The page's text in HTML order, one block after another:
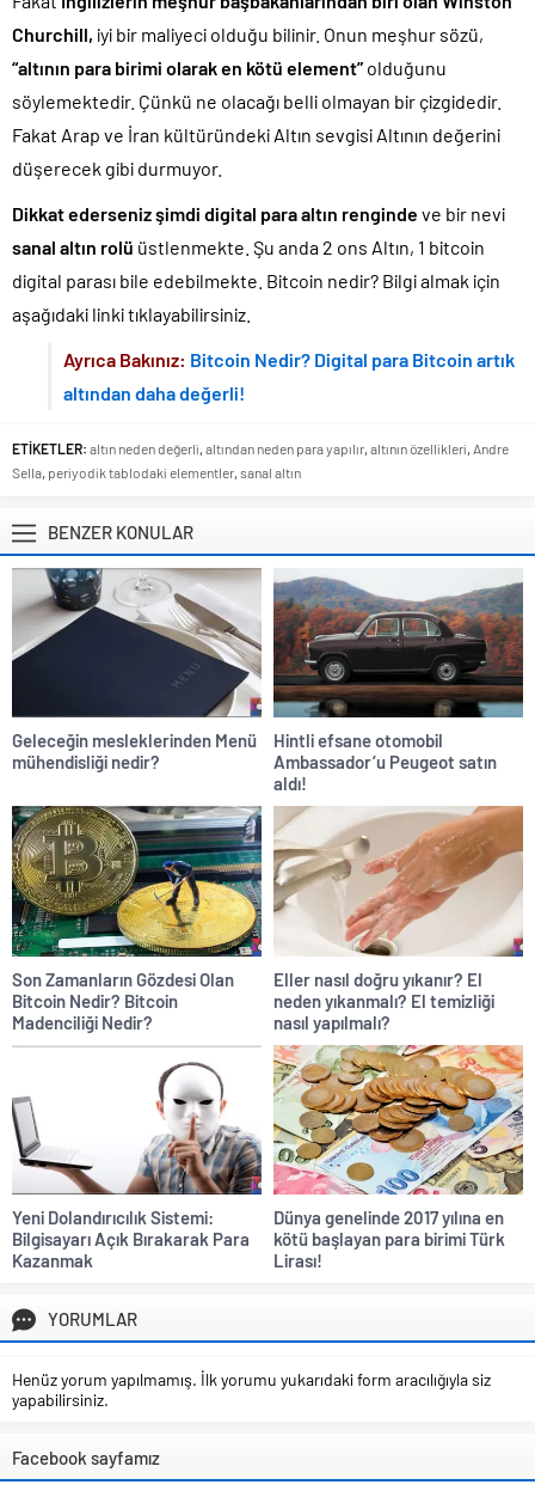
Churchill, iyi bir maliyeci olduğu bilinir. Onun meşhur sözü,
“altının para birimi olarak en kötü element” olduğunu
söylemektedir. Çünkü ne olacağı belli olmayan bir çizgidedir.
Fakat Arap ve İran kültüründeki Altın sevgisi Altının değerini
düşerecek gibi durmuyor.
Dikkat ederseniz şimdi digital para altın renginde ve bir nevi
sanal altın rolü üstlenmekte. Şu anda 2 ons Altın, 1 bitcoin
digital parası bile edebilmekte. Bitcoin nedir? Bilgi almak için
aşağıdaki linki tıklayabilirsiniz.
Ayrıca Bakınız: Bitcoin Nedir? Digital para Bitcoin artık
altından daha değerli!
ETİKETLER: altın neden değerli, altından neden para yapılır, altının özellikleri, Andre
Sella, periyodik tablodaki elementler, sanal altın
BENZER KONULAR
Geleceğin mesleklerinden Menü
mühendisliği nedir?
Hintli efsane otomobil
Ambassador’u Peugeot satın
aldı!
Son Zamanların Gözdesi Olan
Bitcoin Nedir? Bitcoin
Madenciliği Nedir?
Eller nasıl doğru yıkanır? El
neden yıkanmalı? El temizliği
nasıl yapılmalı?
Yeni Dolandırıcılık Sistemi:
Bilgisayarı Açık Bırakarak Para
Kazanmak
Dünya genelinde 2017 yılına en
kötü başlayan para birimi Türk
Lirası!
YORUMLAR
Henüz yorum yapılmamış. İlk yorumu yukarıdaki form aracılığıyla siz
yapabilirsiniz.
Facebook sayfamız